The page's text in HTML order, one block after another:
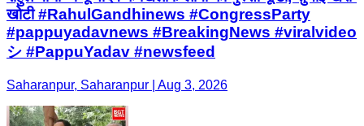
खोटी #RahulGandhinews #CongressParty
#pappuyadavnews #BreakingNews #viralvideo
シ #PappuYadav #newsfeed
Saharanpur, Saharanpur | Aug 3, 2026